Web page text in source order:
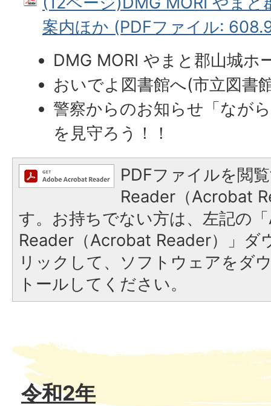
案内ほか (PDFファイル:
DMG MORI やまと郡山城ホ
おいでよ図書館へ(市立図書
警察からのお知らせ「なが
を見守ろう！！
PDFファイルを閲
Reader（Acrobat
す。お持ちでない方は、左記の
Reader（Acrobat Reader）」ダ
リックして、ソフトウェアをダ
トールしてください。
令和2年